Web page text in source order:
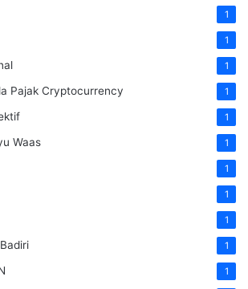
1
1
1
Pajak Cryptocurrency 1
1
Waas 1
1
1
1
1
1